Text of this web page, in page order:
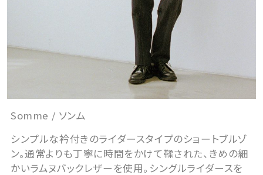
Somme / ソンム
シンプルな衿付きのライダースタイプのショートブルゾ
ン。通常よりも丁寧に時間をかけて鞣された、きめの細
かいラムヌバックレザーを使用。シングルライダースを